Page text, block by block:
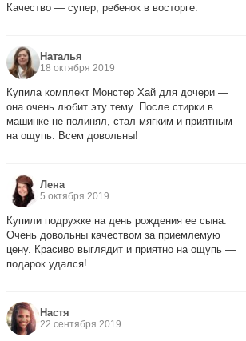
Качество — супер, ребенок в восторге.
Наталья
18 октября 2019
Купила комплект Монстер Хай для дочери —
она очень любит эту тему. После стирки в
машинке не полинял, стал мягким и приятным
на ощупь. Всем довольны!
Лена
5 октября 2019
Купили подружке на день рождения ее сына.
Очень довольны качеством за приемлемую
цену. Красиво выглядит и приятно на ощупь —
подарок удался!
Настя
22 сентября 2019